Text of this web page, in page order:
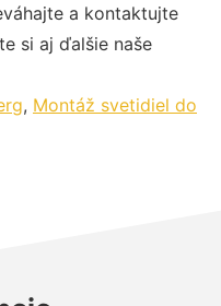
a kontaktujte
si aj ďalšie naše
, Montáž svetidiel do